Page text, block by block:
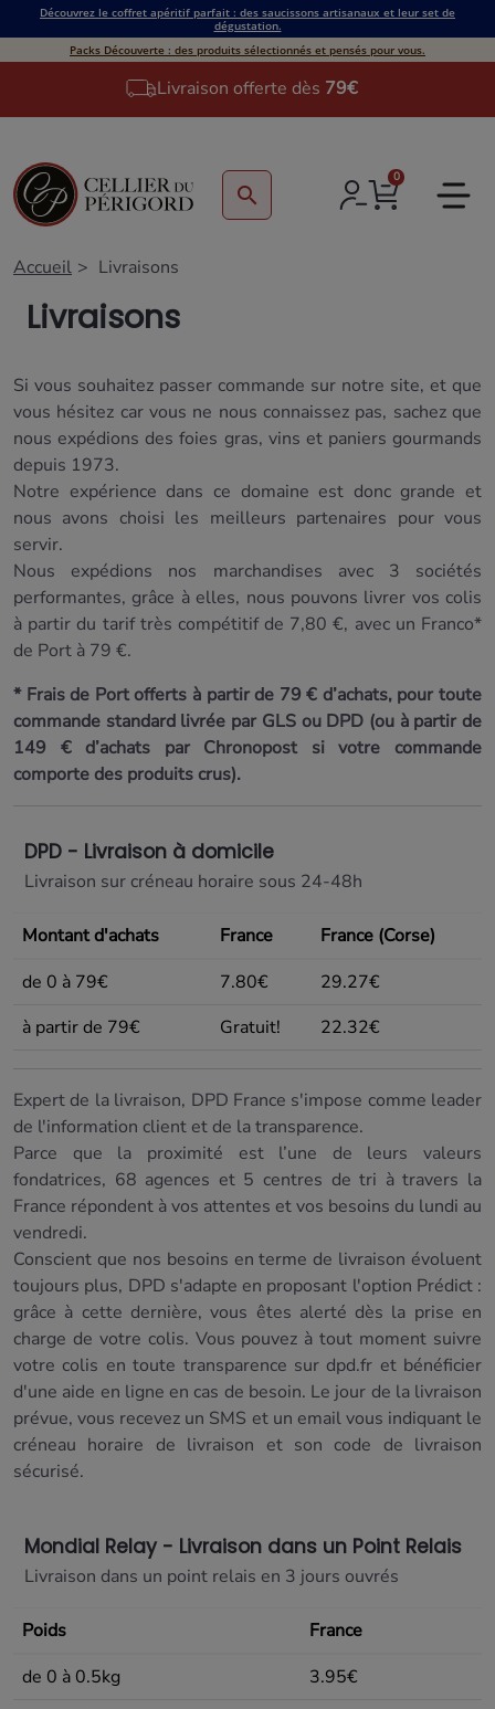
Découvrez le coffret apéritif parfait : des saucissons artisanaux et leur set de
dégustation.
Packs Découverte : des produits sélectionnés et pensés pour vous.
Livraison offerte dès 79€
search
0
Accueil Livraisons
Livraisons
Si vous souhaitez passer commande sur notre site, et que
vous hésitez car vous ne nous connaissez pas, sachez que
nous expédions des foies gras, vins et paniers gourmands
depuis 1973.
Notre expérience dans ce domaine est donc grande et
nous avons choisi les meilleurs partenaires pour vous
servir.
Nous expédions nos marchandises avec 3 sociétés
performantes, grâce à elles, nous pouvons livrer vos colis
à partir du tarif très compétitif de 7,80 €, avec un Franco*
de Port à 79 €.
* Frais de Port offerts à partir de 79 € d’achats, pour toute
commande standard livrée par GLS ou DPD (ou à partir de
149 € d’achats par Chronopost si votre commande
comporte des produits crus).
DPD - Livraison à domicile
Livraison sur créneau horaire sous 24-48h
Montant d'achats France
France (Corse)
de 0 à 79€
7.80€
29.27€
à partir de 79€
Gratuit! 22.32€
Expert de la livraison, DPD France s'impose comme leader
de l'information client et de la transparence.
Parce que la proximité est l’une de leurs valeurs
fondatrices, 68 agences et 5 centres de tri à travers la
France répondent à vos attentes et vos besoins du lundi au
vendredi.
Conscient que nos besoins en terme de livraison évoluent
toujours plus, DPD s'adapte en proposant l'option Prédict :
grâce à cette dernière, vous êtes alerté dès la prise en
charge de votre colis. Vous pouvez à tout moment suivre
votre colis en toute transparence sur dpd.fr et bénéficier
d'une aide en ligne en cas de besoin. Le jour de la livraison
prévue, vous recevez un SMS et un email vous indiquant le
créneau horaire de livraison et son code de livraison
sécurisé.
Mondial Relay - Livraison dans un Point Relais
Livraison dans un point relais en 3 jours ouvrés
Poids
France
de 0 à 0.5kg
3.95€